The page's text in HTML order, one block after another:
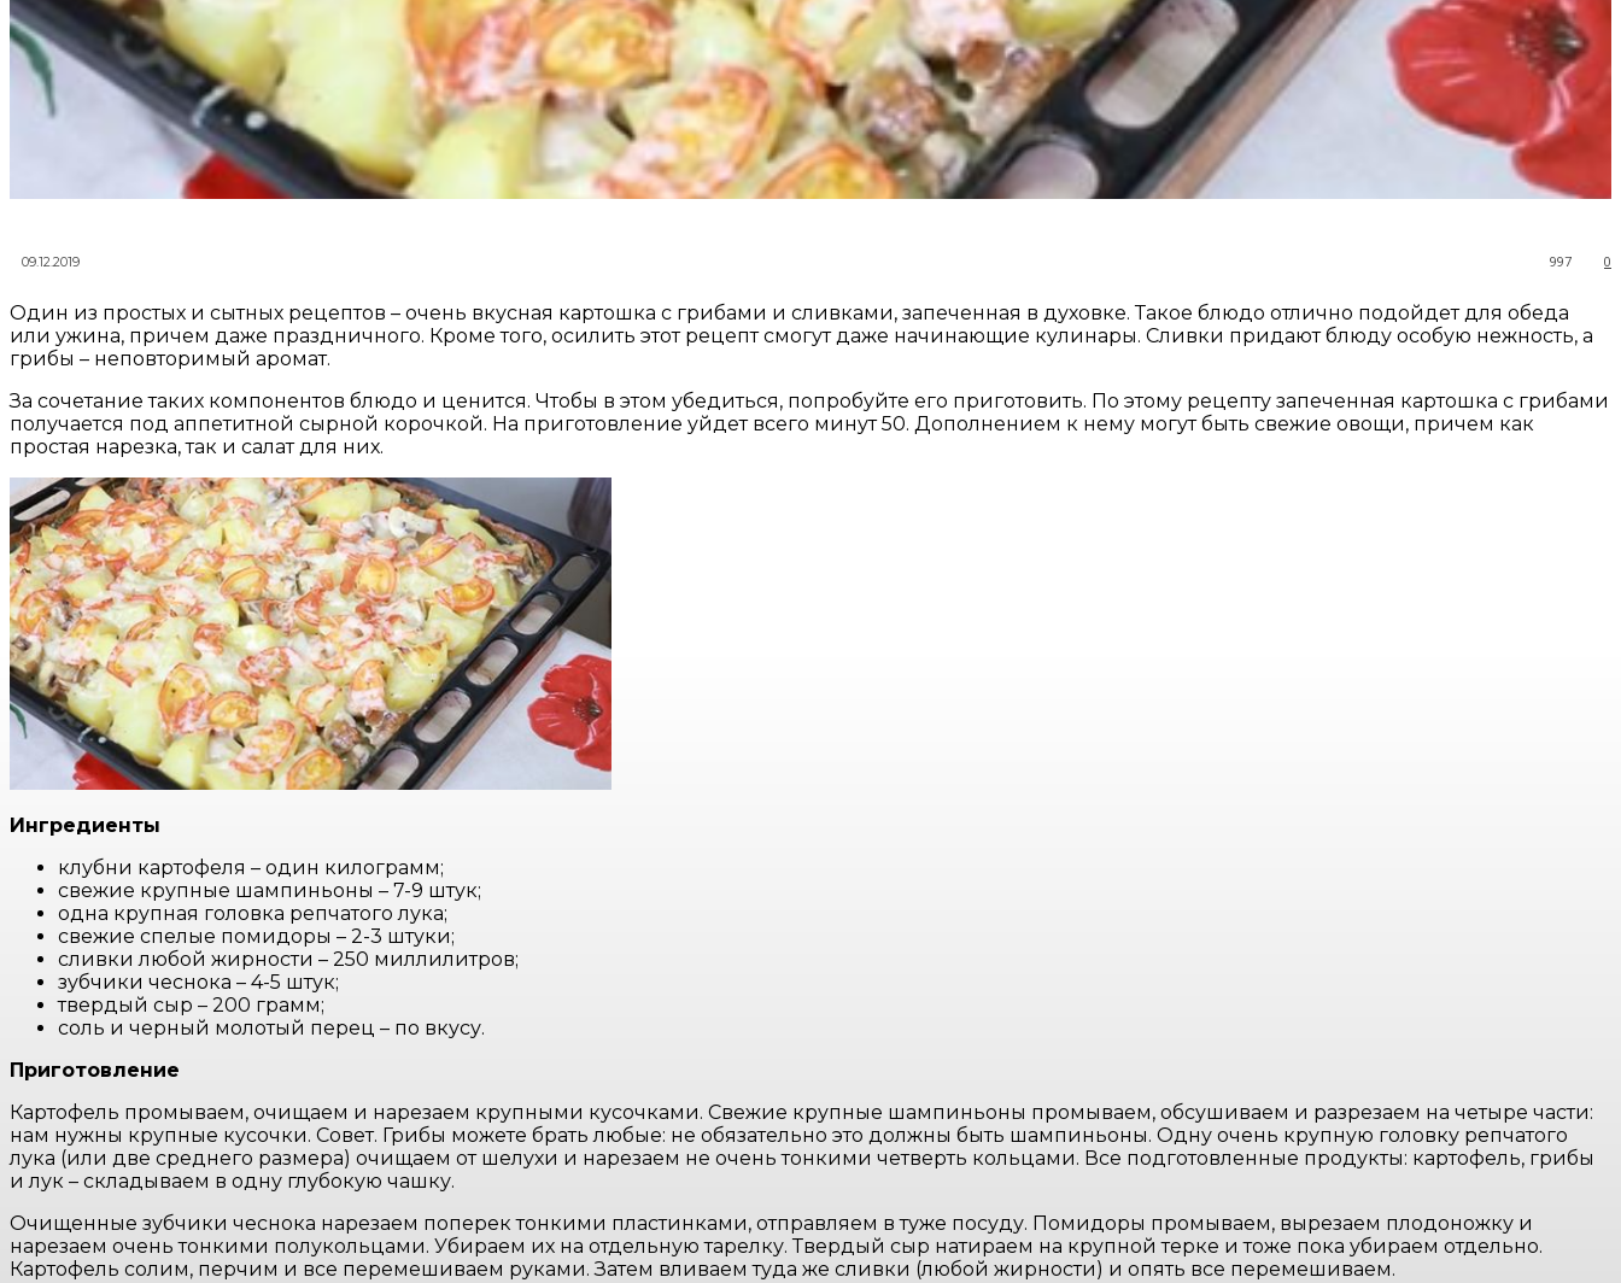
09.12.2019 0
997
Один из простых и сытных рецептов – очень вкусная картошка с грибами и сливками, запеченная в духовке. Такое блюдо отлично подойдет для обеда
или ужина, причем даже праздничного. Кроме того, осилить этот рецепт смогут даже начинающие кулинары. Сливки придают блюду особую нежность, а
грибы – неповторимый аромат.
За сочетание таких компонентов блюдо и ценится. Чтобы в этом убедиться, попробуйте его приготовить. По этому рецепту запеченная картошка с грибами
получается под аппетитной сырной корочкой. На приготовление уйдет всего минут 50. Дополнением к нему могут быть свежие овощи, причем как
простая нарезка, так и салат для них.
Ингредиенты
клубни картофеля – один килограмм;
свежие крупные шампиньоны – 7-9 штук;
одна крупная головка репчатого лука;
свежие спелые помидоры – 2-3 штуки;
сливки любой жирности – 250 миллилитров;
зубчики чеснока – 4-5 штук;
твердый сыр – 200 грамм;
соль и черный молотый перец – по вкусу.
Приготовление
Картофель промываем, очищаем и нарезаем крупными кусочками. Свежие крупные шампиньоны промываем, обсушиваем и разрезаем на четыре части:
нам нужны крупные кусочки. Совет. Грибы можете брать любые: не обязательно это должны быть шампиньоны. Одну очень крупную головку репчатого
лука (или две среднего размера) очищаем от шелухи и нарезаем не очень тонкими четверть кольцами. Все подготовленные продукты: картофель, грибы
и лук – складываем в одну глубокую чашку.
Очищенные зубчики чеснока нарезаем поперек тонкими пластинками, отправляем в туже посуду. Помидоры промываем, вырезаем плодоножку и
нарезаем очень тонкими полукольцами. Убираем их на отдельную тарелку. Твердый сыр натираем на крупной терке и тоже пока убираем отдельно.
Картофель солим, перчим и все перемешиваем руками. Затем вливаем туда же сливки (любой жирности) и опять все перемешиваем.